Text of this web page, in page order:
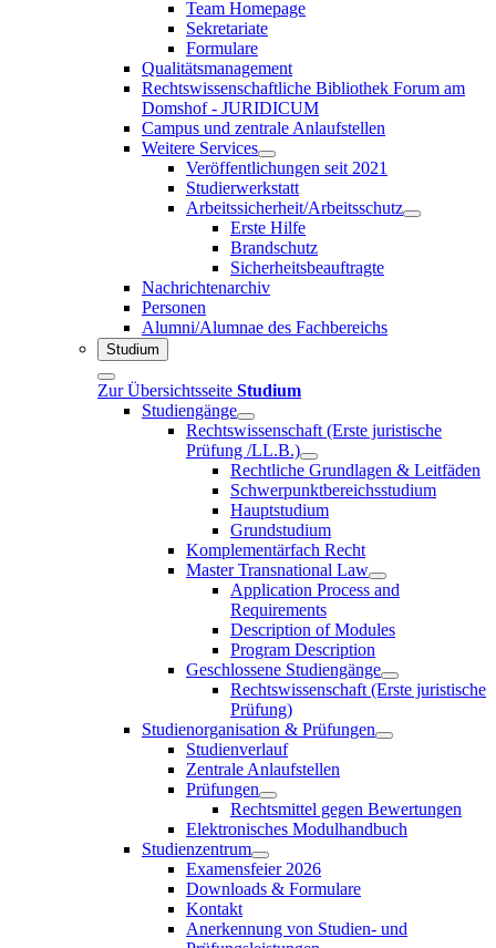
Team Homepage
Sekretariate
Formulare
Qualitätsmanagement
Rechtswissenschaftliche Bibliothek Forum am
Domshof - JURIDICUM
Campus und zentrale Anlaufstellen
Weitere Services
Veröffentlichungen seit 2021
Studierwerkstatt
Arbeitssicherheit/Arbeitsschutz
Erste Hilfe
Brandschutz
Sicherheitsbeauftragte
Nachrichtenarchiv
Personen
Alumni/Alumnae des Fachbereichs
Studium
Zur Übersichtsseite Studium
Studiengänge
Rechtswissenschaft (Erste juristische
Prüfung /LL.B.)
Rechtliche Grundlagen & Leitfäden
Schwerpunktbereichsstudium
Hauptstudium
Grundstudium
Komplementärfach Recht
Master Transnational Law
Application Process and
Requirements
Description of Modules
Program Description
Geschlossene Studiengänge
Rechtswissenschaft (Erste juristische
Prüfung)
Studienorganisation & Prüfungen
Studienverlauf
Zentrale Anlaufstellen
Prüfungen
Rechtsmittel gegen Bewertungen
Elektronisches Modulhandbuch
Studienzentrum
Examensfeier 2026
Downloads & Formulare
Kontakt
Anerkennung von Studien- und